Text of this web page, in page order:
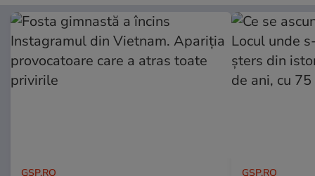
GSP.RO GSP.RO